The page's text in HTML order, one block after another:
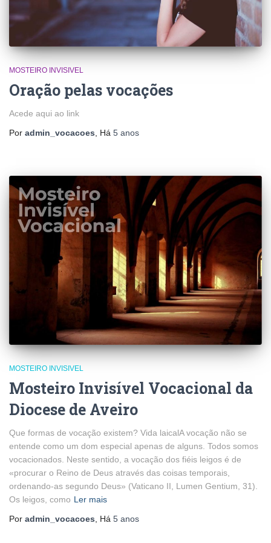
MOSTEIRO INVISIVEL
Oração pelas vocações
Acede aqui ao link
Por admin_vocacoes, Há 5 anos
MOSTEIRO INVISIVEL
Mosteiro Invisível Vocacional da
Diocese de Aveiro
Que formas de vocação existem? Vida laicalA vocação não se
entende como um dom especial apenas de alguns. Todos somos
vocacionados. Neste sentido, a vocação dos fiéis leigos é de
«procurar o Reino de Deus através das coisas temporais,
ordenando-as segundo Deus» (Vaticano II, Lumen Gentium, 31).
Os leigos, como Ler mais
Por admin_vocacoes , Há 5 anos